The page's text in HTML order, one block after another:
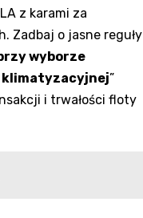
z karami za
Zadbaj o jasne reguły
wyborze
klimatyzacyjnej”
i trwałości floty